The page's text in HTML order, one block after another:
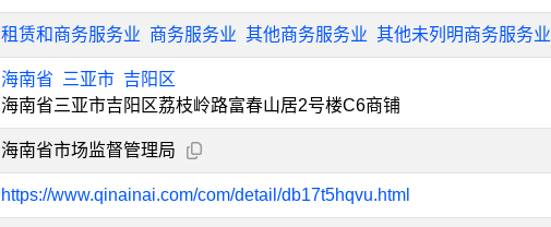
租赁和商务服务业 商务服务业 其他商务服务业 其他未列明商务服务业
海南省 三亚市 吉阳区
海南省三亚市吉阳区荔枝岭路富春山居2号楼C6商铺
海南省市场监督管理局
https://www.qinainai.com/com/detail/db17t5hqvu.html